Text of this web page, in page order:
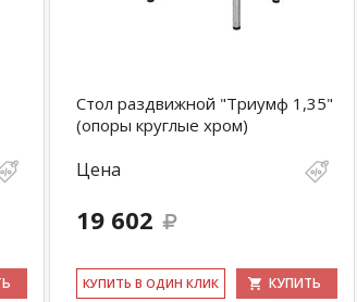
Стол раздвижной "Триумф 1,35"
(опоры круглые хром)
Цена
19 602
КУ­ПИТЬ В ОДИН КЛИК КУПИТЬ